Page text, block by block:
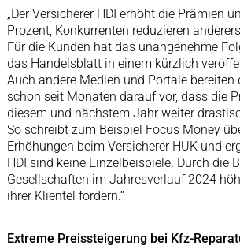
„Der Versicherer HDI erhöht die Prämien
Prozent, Konkurrenten reduzieren
Für die Kunden hat das unangenehme
das Handelsblatt in einem kürzlich
Auch andere Medien und Portale bereiten
schon seit Monaten darauf vor, dass die
diesem und nächstem Jahr weiter
So schreibt zum Beispiel Focus Money
Erhöhungen beim Versicherer HUK und
HDI sind keine Einzelbeispiele. Durch die
Gesellschaften im Jahresverlauf 2024
ihrer Klientel fordern.“
Extreme Preissteigerung bei Kfz-